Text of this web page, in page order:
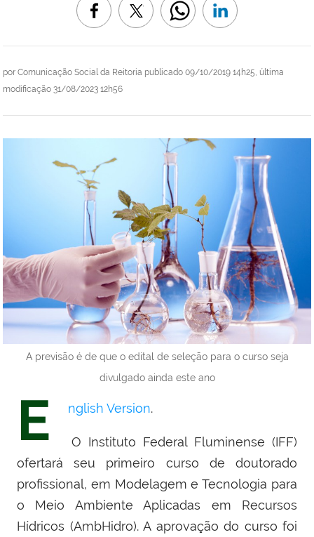
por Comunicação Social da Reitoria publicado 09/10/2019 14h25, última
modificação 31/08/2023 12h56
A previsão é de que o edital de seleção para o curso seja
divulgado ainda este ano
E nglish Version.
O Instituto Federal Fluminense (IFF)
ofertará seu primeiro curso de doutorado
profissional, em Modelagem e Tecnologia para
o Meio Ambiente Aplicadas em Recursos
Hídricos (AmbHidro). A aprovação do curso foi